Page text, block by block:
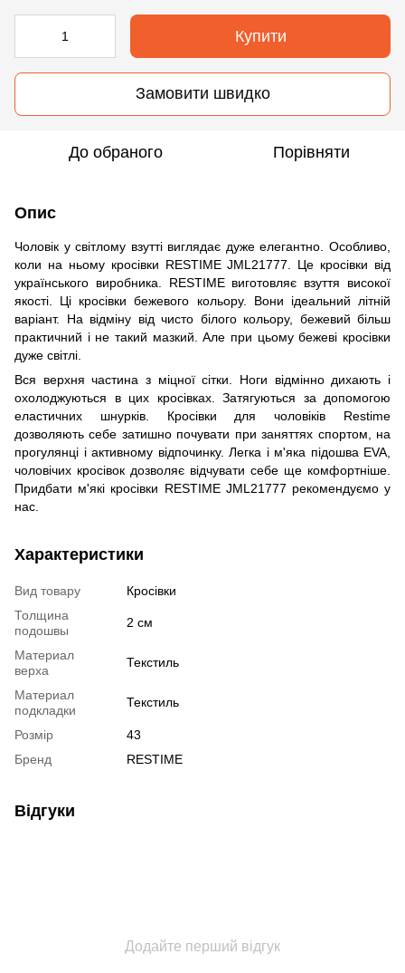
Купити
Замовити швидко
До обраного Порівняти
Опис
Чоловік у світлому взутті виглядає дуже елегантно. Особливо,
коли на ньому кросівки RESTIME JML21777. Це кросівки від
українського виробника. RESTIME виготовляє взуття високої
якості. Ці кросівки бежевого кольору. Вони ідеальний літній
варіант. На відміну від чисто білого кольору, бежевий більш
практичний і не такий мазкий. Але при цьому бежеві кросівки
дуже світлі.
Вся верхня частина з міцної сітки. Ноги відмінно дихають і
охолоджуються в цих кросівках. Затягуються за допомогою
еластичних шнурків. Кросівки для чоловіків Restime
дозволяють себе затишно почувати при заняттях спортом, на
прогулянці і активному відпочинку. Легка і м'яка підошва EVA,
чоловічих кросівок дозволяє відчувати себе ще комфортніше.
Придбати м'які кросівки RESTIME JML21777 рекомендуємо у
нас.
Характеристики
Вид товару
Кросівки
Толщина
подошвы
2 см
Материал
верха
Текстиль
Материал
подкладки
Текстиль
Розмір
43
Бренд
RESTIME
Відгуки
Додайте перший відгук